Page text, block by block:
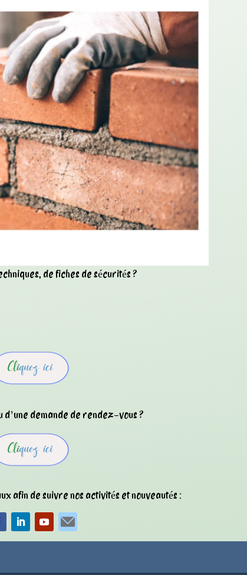
de fiches de sécurités ?
d’une demande de rendez-vous ?
afin de suivre nos activités et nouveautés :